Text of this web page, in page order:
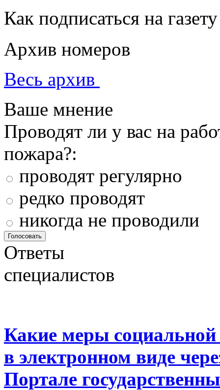
Как подписаться на газету
Архив номеров
Весь архив
Ваше мнение
Проводят ли у вас на
пожара?:
проводят регулярно
редко проводят
никогда не проводили
Ответы
специалистов
Какие меры
в электронном виде
Портале